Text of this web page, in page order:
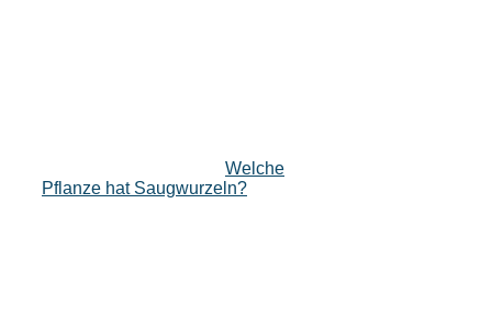
Welche
Pflanze hat Saugwurzeln?